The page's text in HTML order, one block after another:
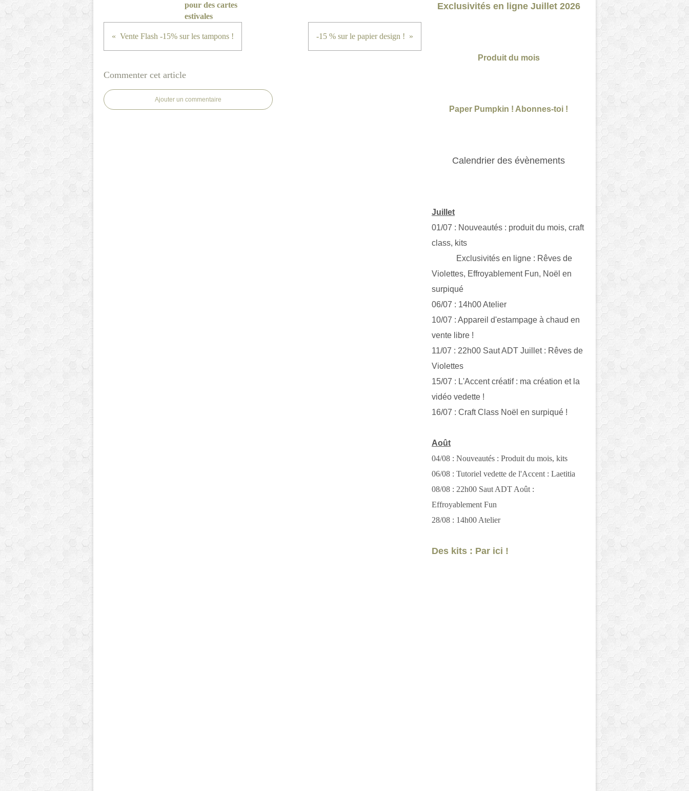
pour des cartes
estivales
Vente Flash -15% sur les tampons ! -15 % sur le papier design !
Commenter cet article
Ajouter un commentaire
Exclusivités en ligne Juillet 2026
Produit du mois
Paper Pumpkin ! Abonnes-toi !
Calendrier des évènements
Juillet
01/07 : Nouveautés : produit du mois, craft
class, kits
Exclusivités en ligne : Rêves de
Violettes, Effroyablement Fun, Noël en
surpiqué
06/07 : 14h00 Atelier
10/07 : Appareil d'estampage à chaud en
vente libre !
11/07 : 22h00 Saut ADT Juillet : Rêves de
Violettes
15/07 : L'Accent créatif : ma création et la
vidéo vedette !
16/07 : Craft Class Noël en surpiqué !
Août
04/08 : Nouveautés : Produit du mois, kits
06/08 : Tutoriel vedette de l'Accent : Laetitia
08/08 : 22h00 Saut ADT Août :
Effroyablement Fun
28/08 : 14h00 Atelier
Des kits : Par ici !